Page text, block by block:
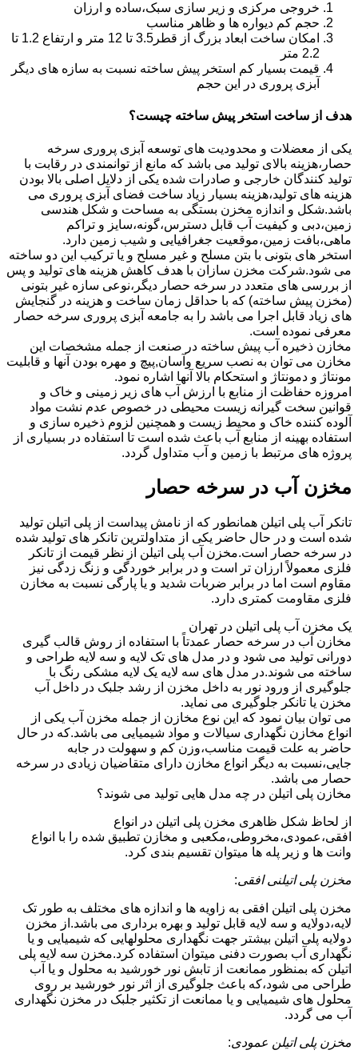
خروجی مرکزی و زیر سازی سبک،ساده و ارزان
حجم کم دیواره ها و ظاهر مناسب
امکان ساخت ابعاد بزرگ از قطر3.5 تا 12 متر و ارتفاع 1.2 تا
2.2 متر
قیمت بسیار کم استخر پیش ساخته نسبت به سازه های دیگر
آبزی پروری در این حجم
هدف از ساخت استخر پیش ساخته چیست؟
یکی از معضلات و محدودیت های توسعه آبزی پروری سرخه
حصار،هزینه بالای تولید می باشد که مانع از توانمندی در رقابت با
تولید کنندگان خارجی و صادرات شده یکی از دلایل اصلی بالا بودن
هزینه های تولید،هزینه بسیار زیاد ساخت فضای آبزی پروری می
باشد.شکل و اندازه مخزن بستگی به مساحت و شکل هندسی
زمین،دبی و کیفیت آب قابل دسترس،گونه،سایز و تراکم
ماهی،بافت زمین،موقعیت جغرافیایی و شیب زمین دارد.
استخر های بتونی با بتن مسلح و غیر مسلح و یا ترکیب این دو ساخته
می شود.شرکت مخزن سازان با هدف کاهش هزینه های تولید و پس
از بررسی های متعدد در سرخه حصار دیگر،نوعی سازه غیر بتونی
(مخزن پیش ساخته) که با حداقل زمان ساخت و هزینه در گنجایش
های زیاد قابل اجرا می باشد را به جامعه آبزی پروری سرخه حصار
معرفی نموده است.
مخازن ذخیره آب پیش ساخته در صنعت از جمله مشخصات این
مخازن می توان به نصب سریع وآسان,پیچ و مهره بودن آنها و قابلیت
مونتاژ و دمونتاژ و استحکام بالا آنها اشاره نمود.
امروزه حفاظت از منابع با ارزش آب های زیر زمینی و خاک و
قوانین سخت گیرانه زیست محیطی در خصوص عدم نشت مواد
آلوده کننده خاک و محیط زیست و همچنین لزوم ذخیره سازی و
استفاده بهینه از منابع آب باعث شده است تا استفاده در بسیاری از
پروژه های مرتبط با زمین و آب متداول گردد.
مخزن آب در سرخه حصار
تانکر آب پلی اتیلن همانطور که از نامش پیداست از پلی اتیلن تولید
شده است و در حال حاضر یکی از متداولترین تانکر های تولید شده
در سرخه حصار است.مخزن آب پلی اتیلن از نظر قیمت از تانکر
فلزی معمولاً ارزان تر است و در برابر خوردگی و زنگ زدگی نیز
مقاوم است اما در برابر ضربات شدید و یا پارگی نسبت به مخازن
فلزی مقاومت کمتری دارد.
یک مخزن آب پلی اتیلن در تهران
مخازن آب در سرخه حصار عمدتاً با استفاده از روش قالب گیری
دورانی تولید می شود و در مدل های تک لایه و سه لایه طراحی و
ساخته می شوند.در مدل های سه لایه یک لایه مشکی رنگ با
جلوگیری از ورود نور به داخل مخزن از رشد جلبک در داخل آب
مخزن یا تانکر جلوگیری می نماید.
می توان بیان نمود که این نوع مخازن از جمله مخزن آب یکی از
انواع مخازن نگهداری سیالات و مواد شیمیایی می باشد.که در حال
حاضر به علت قیمت مناسب،وزن کم و سهولت در جابه
جایی،نسبت به دیگر انواع مخازن دارای متقاضیان زیادی در سرخه
حصار می باشد.
مخازن پلی اتیلن در چه مدل هایی تولید می شوند؟
از لحاظ شکل ظاهری مخزن پلی اتیلن در انواع
افقی،عمودی،مخروطی،مکعبی و مخازن تطبیق شده را با انواع
وانت ها و زیر پله ها میتوان تقسیم بندی کرد.
مخزن پلی اتیلنی افقی:
مخزن پلی اتیلن افقی به زاویه ها و اندازه های مختلف به طور تک
لایه،دولایه و سه لایه قابل تولید و بهره برداری می باشد.از مخزن
دولایه پلی اتیلن بیشتر جهت نگهداری محلولهایی که شیمیایی و یا
نگهداری آب بصورت دفنی میتوان استفاده کرد.مخزن سه لایه پلی
اتیلن که بمنظور ممانعت از تابش نور خورشید به محلول و یا آب
طراحی می شود،که باعث جلوگیری از اثر نور خورشید بر روی
محلول های شیمیایی و یا ممانعت از تکثیر جلبک در مخزن نگهداری
آب می گردد.
مخزن پلی اتیلن عمودی: